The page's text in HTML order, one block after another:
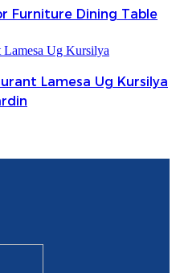
Furniture Dining Table
Lamesa Ug Kursilya